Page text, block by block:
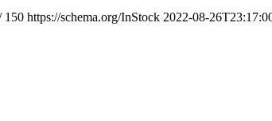
150 https://schema.org/InStock 2022-08-